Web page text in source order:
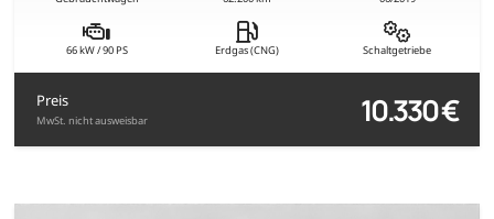
66 kW / 90 PS Erdgas (CNG) Schaltgetriebe
Preis
MwSt. nicht ausweisbar 10.330 €